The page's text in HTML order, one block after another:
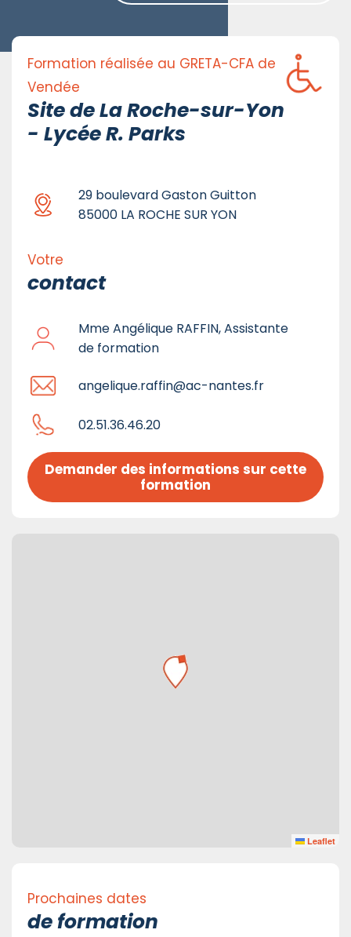
Formation réalisée au GRETA-CFA de
Vendée
Site de La Roche-sur-Yon
- Lycée R. Parks
29 boulevard Gaston Guitton
85000 LA ROCHE SUR YON
Votre
contact
Mme Angélique RAFFIN, Assistante
de formation
angelique.raffin@ac-nantes.fr
02.51.36.46.20
Demander des informations sur cette
formation
Leaflet
Prochaines dates
de formation